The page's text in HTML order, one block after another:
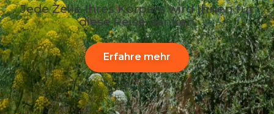
Jede Zelle Ihres Körpers wird Ihnen für
diese Reise danken
Erfahre mehr